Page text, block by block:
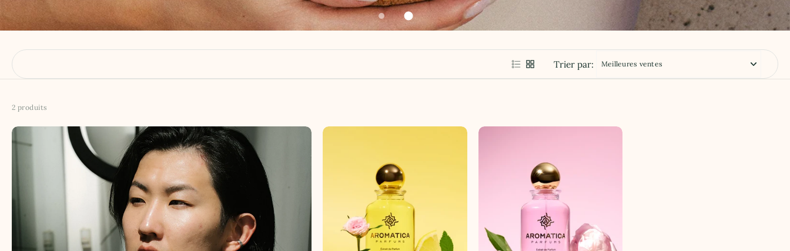
Trier par:
2 produits